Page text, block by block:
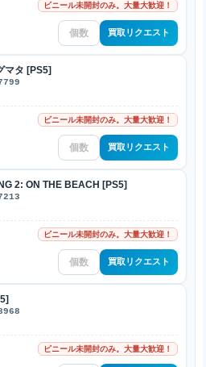
ビニール未開封のみ。大量大歓迎！
買取リクエスト
マタ [PS5]
ビニール未開封のみ。大量大歓迎！
買取リクエスト
2: ON THE BEACH [PS5]
ビニール未開封のみ。大量大歓迎！
買取リクエスト
ビニール未開封のみ。大量大歓迎！